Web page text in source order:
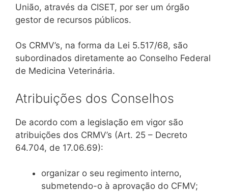
União, através da CISET, por ser um órgão
gestor de recursos públicos.
Os CRMV’s, na forma da Lei 5.517/68, são
subordinados diretamente ao Conselho Federal
de Medicina Veterinária.
Atribuições dos Conselhos
De acordo com a legislação em vigor são
atribuições dos CRMV’s (Art. 25 – Decreto
64.704, de 17.06.69):
organizar o seu regimento interno,
submetendo-o à aprovação do CFMV;